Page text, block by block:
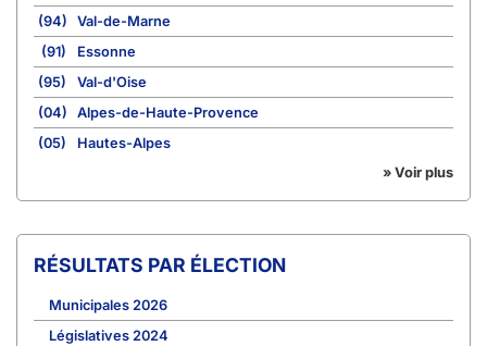
(94)
Val-de-Marne
(91)
Essonne
(95)
Val-d'Oise
(04)
Alpes-de-Haute-Provence
(05)
Hautes-Alpes
» Voir plus
RÉSULTATS PAR ÉLECTION
Municipales 2026
Législatives 2024